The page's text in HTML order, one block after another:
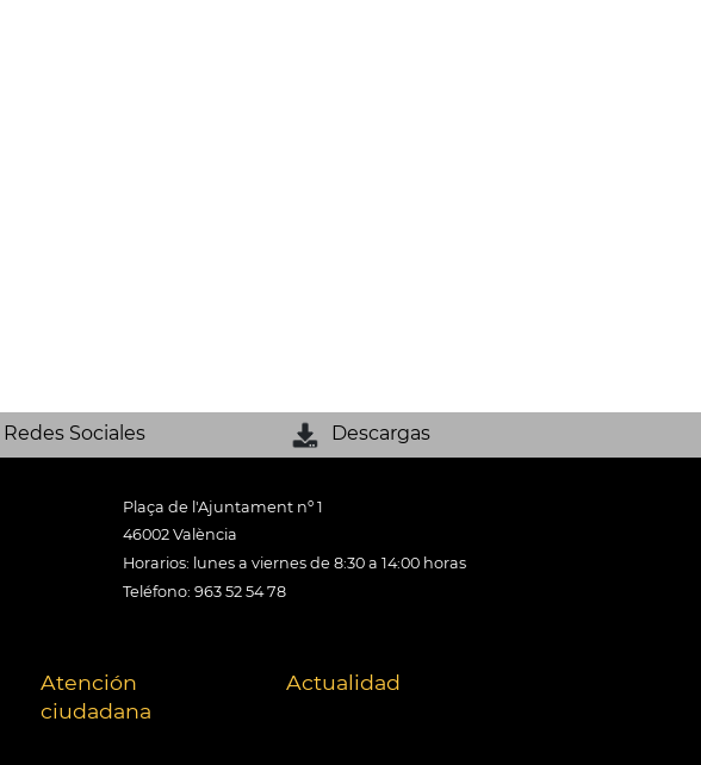
Redes Sociales Descargas
Plaça de l'Ajuntament nº 1
46002 València
Horarios: lunes a viernes de 8:30 a 14:00 horas
Teléfono: 963 52 54 78
Atención
ciudadana
Actualidad